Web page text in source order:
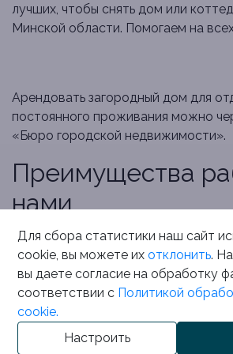
лучших, чтобы снять дом или
Минской области. Помогаем на
Арендовать загородный дом для
постоянного проживания можно
«Бюро городской недвижимости».
Преимущества
нами
Мы помогаем клиентам в решении
вопросов более 10 лет. За это
сформировали эффективную
решает задачи любой сложности.
агентством вы сможете:
Подобрать дом, который
Для сбора статистики наш сайт
cookie, вы можете их отклонить.
вы даете согласие на обработку
соответствии с Политикой
cookie.
Настроить